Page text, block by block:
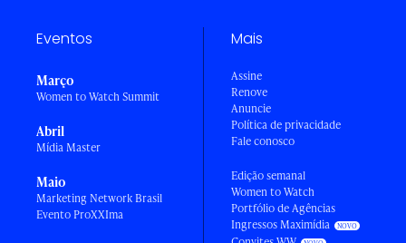
Eventos
Março
Women to Watch Summit
Abril
Mídia Master
Maio
Marketing Network Brasil
Evento ProXXIma
Mais
Assine
Renove
Anuncie
Política de privacidade
Fale conosco
Edição semanal
Women to Watch
Portfólio de Agências
Ingressos Maximídia